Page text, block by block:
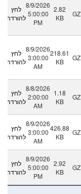
לחץ
להורדה
8/9/2026
5:00:00
PM
2.82
KB
GZ
לחץ
להורדה
8/9/2026
3:00:00
AM
218.61
KB
GZ
לחץ
להורדה
8/8/2026
2:00:00
AM
1.18
KB
GZ
לחץ
להורדה
8/9/2026
3:00:00
AM
426.88
KB
GZ
לחץ
להורדה
8/9/2026
5:00:00
PM
2.92
KB
GZ